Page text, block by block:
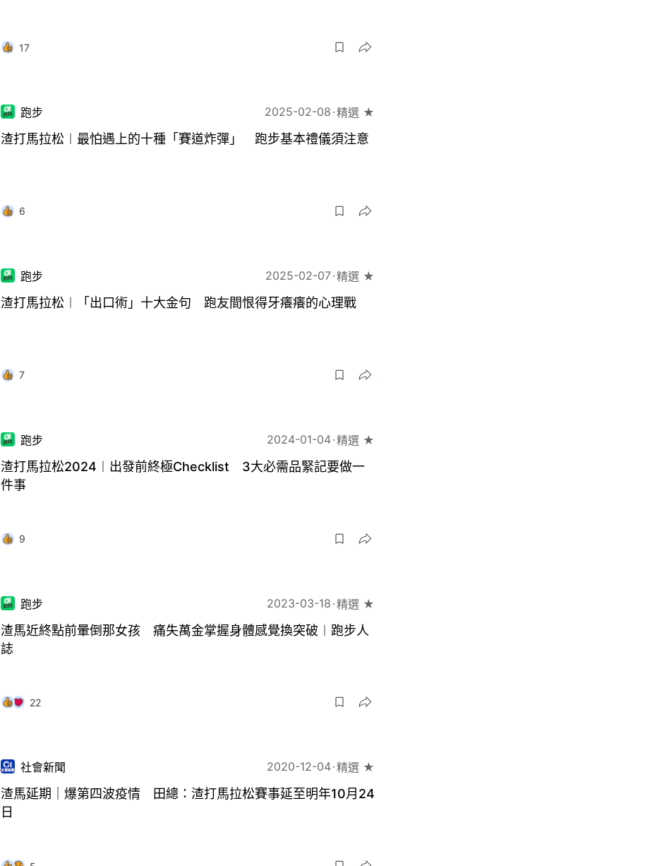
17
跑步 2025-02-08 精選 ★
渣打馬拉松︱最怕遇上的十種「賽道炸彈」 跑步基本禮儀須注意
6
跑步 2025-02-07 精選 ★
渣打馬拉松︱「出口術」十大金句 跑友間恨得牙癢癢的心理戰
7
跑步 2024-01-04 精選 ★
渣打馬拉松2024︱出發前終極Checklist 3大必需品緊記要做一
件事
9
跑步 2023-03-18 精選 ★
渣馬近終點前暈倒那女孩 痛失萬金掌握身體感覺換突破︱跑步人
誌
22
社會新聞 2020-12-04 精選 ★
渣馬延期｜爆第四波疫情 田總：渣打馬拉松賽事延至明年10月24
日